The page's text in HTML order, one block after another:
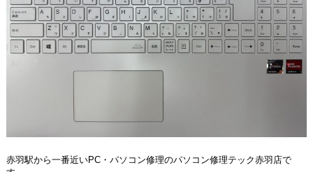
赤羽駅から一番近いPC・パソコン修理のパソコン修理テック赤羽店で